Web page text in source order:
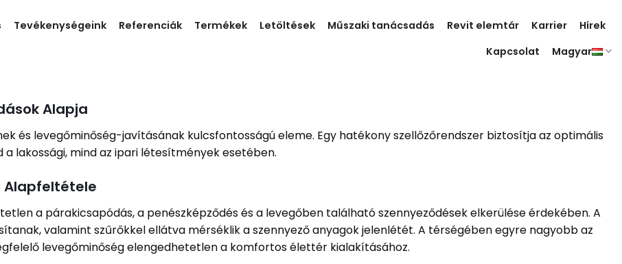
Tevékenységeink Referenciák Termékek Letöltések Műszaki tanácsadás Revit elemtár Karrier
Hírek
Kapcsolat
Magyar
Alapja
és levegőminőség-javításának kulcsfontosságú eleme. Egy hatékony szellőzőrendszer biztosítja az optimális
lakossági, mind az ipari létesítmények esetében.
Alapfeltétele
a párakicsapódás, a penészképződés és a levegőben található szennyeződések elkerülése érdekében. A
valamint szűrőkkel ellátva mérséklik a szennyező anyagok jelenlétét. A térségében egyre nagyobb az
levegőminőség elengedhetetlen a komfortos élettér kialakításához.